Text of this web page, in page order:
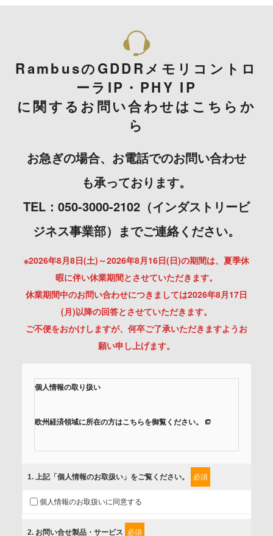
RambusのGDDRメモリコントロ
ーラIP・PHY IP
に関するお問い合わせはこちらか
ら
お急ぎの場合、お電話でのお問い合わせ
も承っております。
TEL：050-3000-2102（インダストリービ
ジネス事業部）までご連絡ください。
※2026年8月8日(土)～2026年8月16日(日)の期間は、夏季休
暇に伴い休業期間とさせていただきます。
休業期間中のお問い合わせにつきましては2026年8月17日
(月)以降の回答とさせていただきます。
ご不便をおかけしますが、何卒ご了承いただきますようお
願い申し上げます。
個人情報の取り扱い
欧州経済領域に所在の方はこちらを御覧ください。
組みを行っています。
に取扱い、これらで定める範囲内で、サービスの提供やご案
内等のために利用させていただいております。
1. 上記「個人情報のお取扱い」をご覧ください。 必須
個人情報のお取扱いに同意する
2. お問い合せ製品・サービス 必須